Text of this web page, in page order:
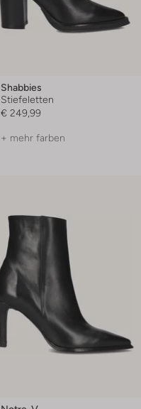
Shabbies
Stiefeletten
€ 249,99
+ mehr farben